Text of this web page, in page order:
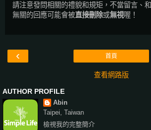
請注意發問相關的禮貌和規矩，不當留言、
無關的回應可能會被直接刪除或無視喔！
‹ 首頁
查看網路版
AUTHOR PROFILE
Abin
Taipei, Taiwan
檢視我的完整簡介